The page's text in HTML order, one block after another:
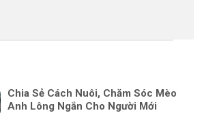
Chia Sẻ Cách Nuôi, Chăm Sóc Mèo
Anh Lông Ngắn Cho Người Mới